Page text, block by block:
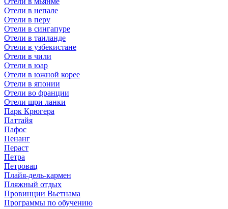
Отели в непале
Отели в перу
Отели в сингапуре
Отели в таиланде
Отели в узбекистане
Отели в чили
Отели в юар
Отели в южной корее
Отели в японии
Отели во франции
Отели шри ланки
Парк Крюгера
Паттайя
Пафос
Пенанг
Пераст
Петра
Петровац
Плайя-дель-кармен
Пляжный отдых
Провинции Вьетнама
Программы по обучению